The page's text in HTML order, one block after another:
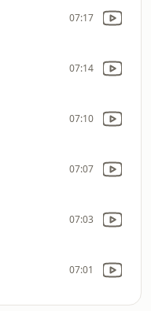
07:17
07:14
07:10
07:07
07:03
07:01